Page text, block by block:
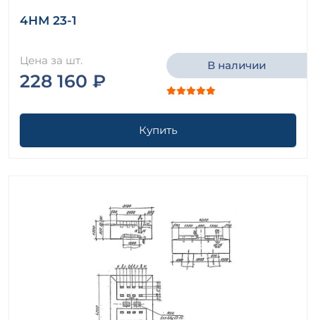
4НМ 23-1
Цена за шт.
228 160 ₽
В наличии
Купить